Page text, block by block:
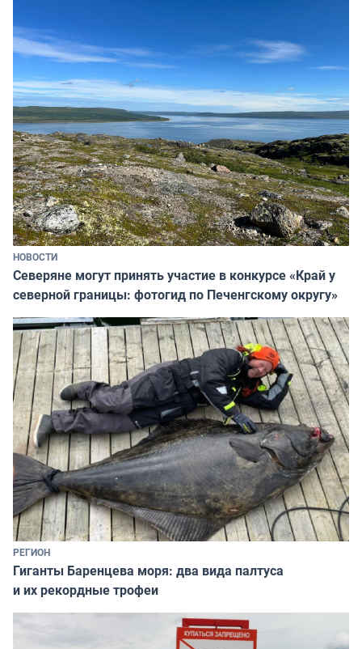
НОВОСТИ
Северяне могут принять участие в конкурсе «Край у
северной границы: фотогид по Печенгскому округу»
РЕГИОН
Гиганты Баренцева моря: два вида палтуса
и их рекордные трофеи